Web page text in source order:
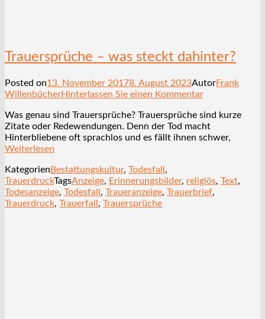
Trauersprüche – was steckt dahinter?
Posted on13. November 20178. August 2023AutorFrank
WillenbücherHinterlassen Sie einen Kommentar
Was genau sind Trauersprüche? Trauersprüche sind kurze
Zitate oder Redewendungen. Denn der Tod macht
Hinterbliebene oft sprachlos und es fällt ihnen schwer,
Weiterlesen
Kategorien Bestattungskultur, Todesfall ,
TrauerdruckTagsAnzeige, Erinnerungsbilder, religiös, Text,
Todesanzeige, Todesfall , Traueranzeige, Trauerbrief,
Trauerdruck, Trauerfall , Trauersprüche